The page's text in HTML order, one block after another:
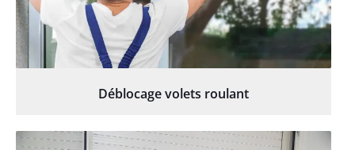
Déblocage volets roulant